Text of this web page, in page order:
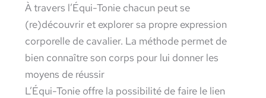
À travers l’Équi-Tonie chacun peut se
(re)découvrir et explorer sa propre expression
corporelle de cavalier. La méthode permet de
bien connaître son corps pour lui donner les
moyens de réussir
L’Équi-Tonie offre la possibilité de faire le lien